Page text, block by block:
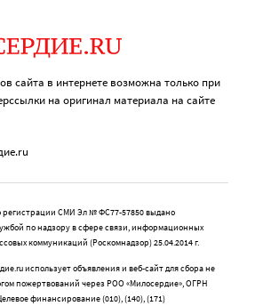
сайта в интернете возможна только при
на оригинал материала на сайте
регистрации СМИ Эл № ФС77-57850 выдано
по надзору в сфере связи, информационных
коммуникаций (Роскомнадзор) 25.04.2014 г.
использует объявления и веб-сайт для сбора не
пожертвований через РОО «Милосердие», ОГРН
финансирование (010), (140), (171)